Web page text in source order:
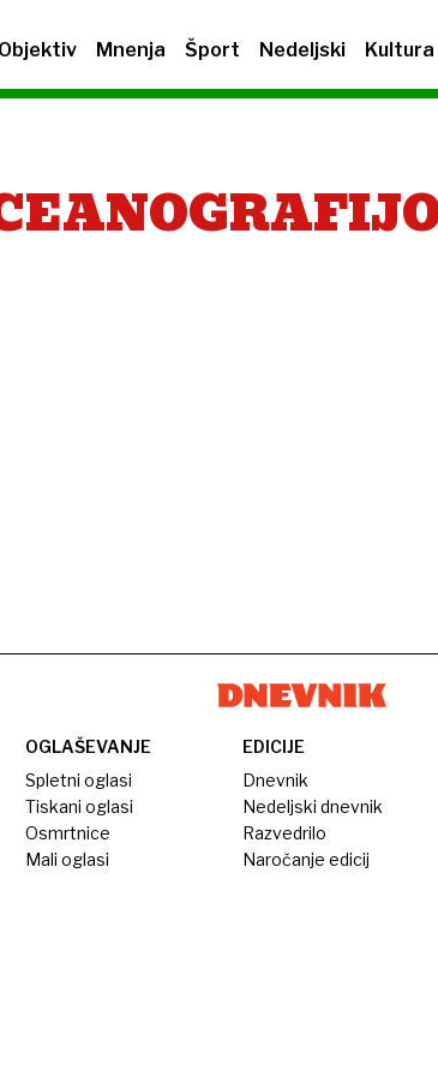
Objektiv Mnenja Šport Nedeljski Kultura
OGLAŠEVANJE
Spletni oglasi
Tiskani oglasi
Osmrtnice
Mali oglasi
EDICIJE
Dnevnik
Nedeljski dnevnik
Razvedrilo
Naročanje edicij